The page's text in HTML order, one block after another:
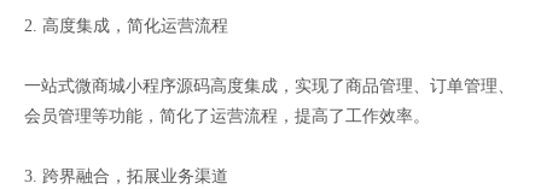
2. 高度集成，简化运营流程
一站式微商城小程序源码高度集成，实现了商品管理、订单管理、
会员管理等功能，简化了运营流程，提高了工作效率。
3. 跨界融合，拓展业务渠道